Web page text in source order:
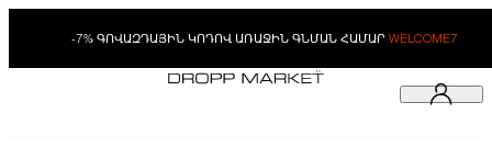
-7% ԳՈՎԱԶԴԱՅԻՆ ԿՈԴՈՎ ԱՌԱՋԻՆ ԳՆՄԱՆ ՀԱՄԱՐ WELCOME7